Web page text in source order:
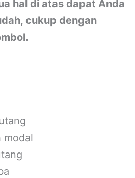
hal di atas dapat Anda
cukup dengan
modal